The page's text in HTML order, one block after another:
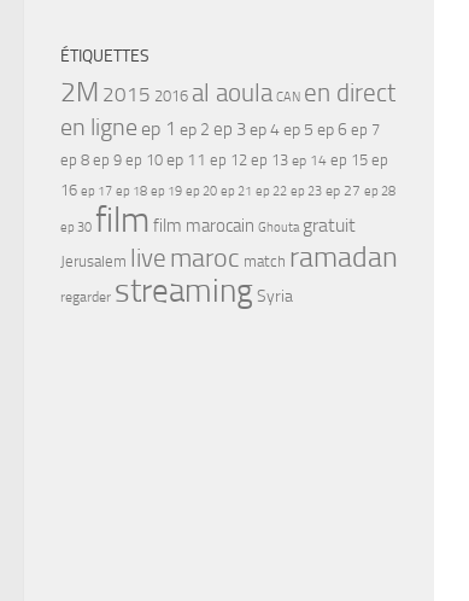
ÉTIQUETTES
2M 2015 2016 al aoula CAN en direct
en ligne ep 1 ep 2 ep 3ep 4ep 5 ep 6 ep 7
ep 8 ep 9 ep 10 ep 11 ep 12 ep 13 ep 14 ep 15 ep
16 ep 17 ep 18 ep 19 ep 20 ep 21 ep 22 ep 23 ep 27 ep 28
ep 30 film film marocain Ghouta gratuit
Jerusalem live maroc match ramadan
regarder streamingSyria